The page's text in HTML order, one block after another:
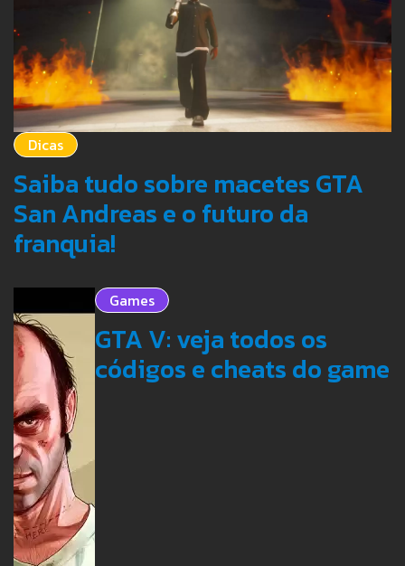
Dicas
Saiba tudo sobre macetes GTA
San Andreas e o futuro da
franquia!
Games
GTA V: veja todos os
códigos e cheats do game